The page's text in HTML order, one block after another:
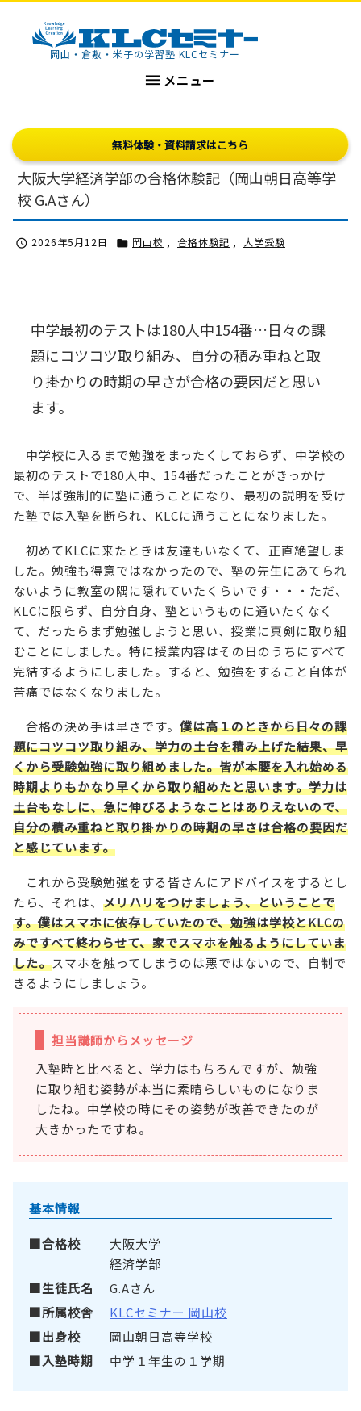
KLCセミナー岡山・倉敷・米子の学習塾 KLCセミナー
 メニュー
無料体験・資料請求はこちら
大阪大学経済学部の合格体験記（岡山朝日高等学
校 G.Aさん）
 2026年5月12日  岡山校 , 合格体験記 , 大学受験
中学最初のテストは180人中154番…日々の課
題にコツコツ取り組み、自分の積み重ねと取
り掛かりの時期の早さが合格の要因だと思い
ます。
中学校に入るまで勉強をまったくしておらず、中学校の
最初のテストで180人中、154番だったことがきっかけ
で、半ば強制的に塾に通うことになり、最初の説明を受け
た塾では入塾を断られ、KLCに通うことになりました。
初めてKLCに来たときは友達もいなくて、正直絶望しま
した。勉強も得意ではなかったので、塾の先生にあてられ
ないように教室の隅に隠れていたくらいです・・・ただ、
KLCに限らず、自分自身、塾というものに通いたくなく
て、だったらまず勉強しようと思い、授業に真剣に取り組
むことにしました。特に授業内容はその日のうちにすべて
完結するようにしました。すると、勉強をすること自体が
苦痛ではなくなりました。
合格の決め手は早さです。 僕は高１のときから日々の課
題にコツコツ取り組み、学力の土台を積み上げた結果、早
くから受験勉強に取り組めました。皆が本腰を入れ始める
時期よりもかなり早くから取り組めたと思います。学力は
土台もなしに、急に伸びるようなことはありえないので、
自分の積み重ねと取り掛かりの時期の早さは合格の要因だ
と感じています。
これから受験勉強をする皆さんにアドバイスをするとし
たら、それは、 メリハリをつけましょう、ということで
す。僕はスマホに依存していたので、勉強は学校とKLCの
みですべて終わらせて、家でスマホを触るようにしていま
した。スマホを触ってしまうのは悪ではないので、自制で
きるようにしましょう。
担当講師からメッセージ
入塾時と比べると、学力はもちろんですが、勉強
に取り組む姿勢が本当に素晴らしいものになりま
したね。中学校の時にその姿勢が改善できたのが
大きかったですね。
基本情報
合格校
大阪大学
経済学部
生徒氏名
G.Aさん
所属校舎
KLCセミナー 岡山校
出身校
岡山朝日高等学校
入塾時期
中学１年生の１学期